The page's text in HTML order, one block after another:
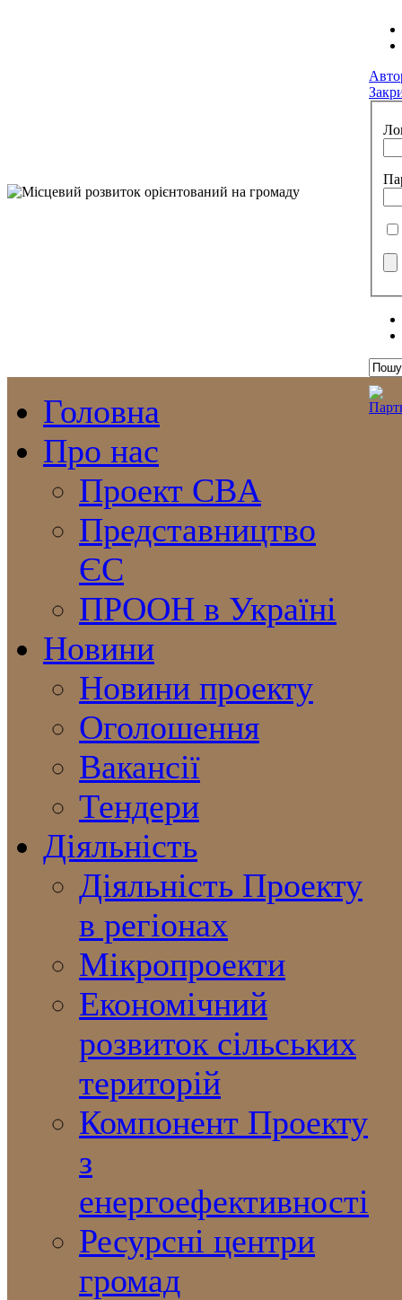
Головна
Про нас
Проект CBA
Представництво
ЄС
ПРООН в Україні
Новини
Новини проекту
Оголошення
Вакансії
Тендери
Діяльність
Діяльність Проекту
в регіонах
Мікропроекти
Економічний
розвиток сільських
територій
Компонент Проекту
з
енергоефективності
Ресурсні центри
громад